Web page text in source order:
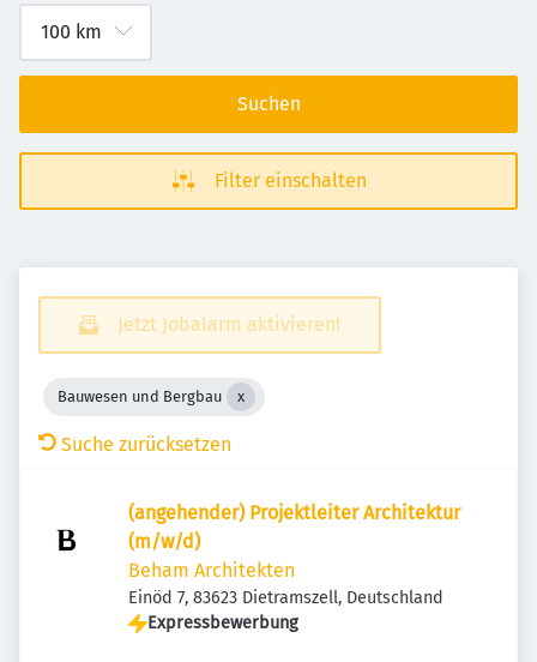
Suchen
Filter einschalten
Jetzt Jobalarm aktivieren!
Bauwesen und Bergbau
Suche zurücksetzen
(angehender) Projektleiter Architektur
(m/w/d)
Beham Architekten
Einöd 7, 83623 Dietramszell, Deutschland
Expressbewerbung